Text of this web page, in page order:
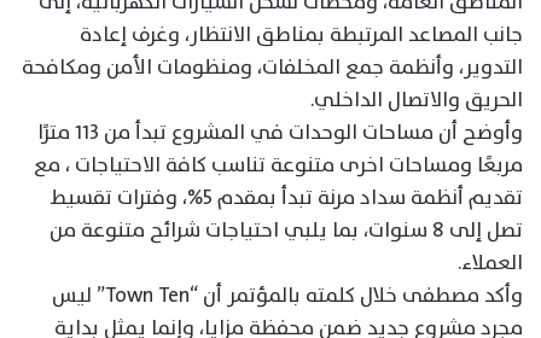
جانب المصاعد المرتبطة بمناطق الانتظار، وغرف إعادة
التدوير، وأنظمة جمع المخلفات، ومنظومات الأمن ومكافحة
الحريق والاتصال الداخلي.
وأوضح أن مساحات الوحدات في المشروع تبدأ من ١١٣ مترًا
مربعًا ومساحات اخرى متنوعة تناسب كافة الاحتياجات ، مع
تقديم أنظمة سداد مرنة تبدأ بمقدم 5%، وفترات تقسيط
تصل إلى 8 سنوات، بما يلبي احتياجات شرائح متنوعة من
العملاء.
وأكد مصطفى خلال كلمته بالمؤتمر أن “Town Ten” ليس
مجرد مشروع جديد ضمن محفظة مزايا، وإنما يمثل بداية